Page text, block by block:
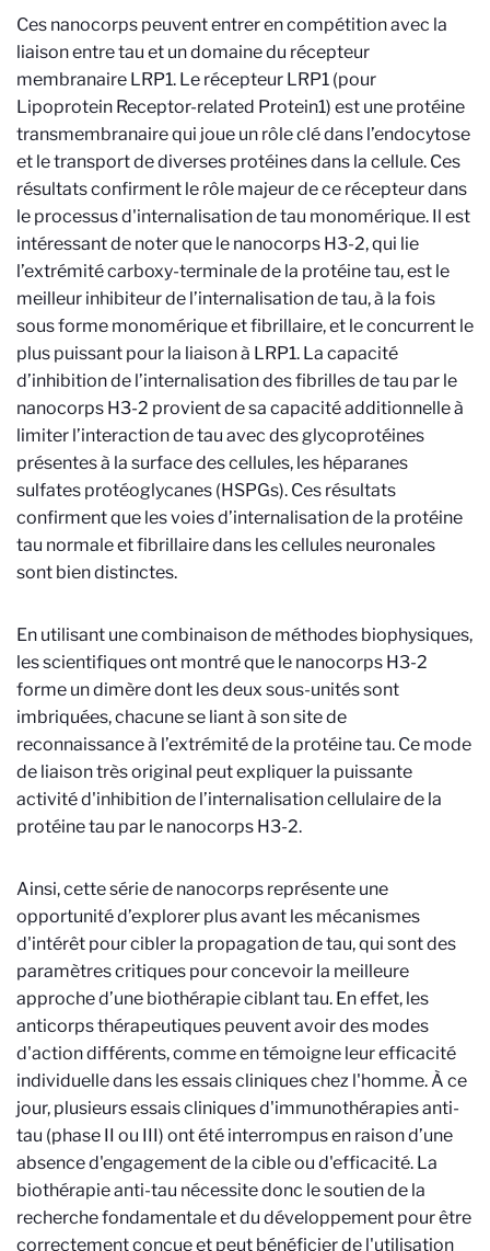
Ces nanocorps peuvent entrer en compétition avec la
liaison entre tau et un domaine du récepteur
membranaire LRP1. Le récepteur LRP1 (pour
Lipoprotein Receptor-related Protein1) est une protéine
transmembranaire qui joue un rôle clé dans l’endocytose
et le transport de diverses protéines dans la cellule. Ces
résultats confirment le rôle majeur de ce récepteur dans
le processus d'internalisation de tau monomérique. Il est
intéressant de noter que le nanocorps H3-2, qui lie
l’extrémité carboxy-terminale de la protéine tau, est le
meilleur inhibiteur de l’internalisation de tau, à la fois
sous forme monomérique et fibrillaire, et le concurrent le
plus puissant pour la liaison à LRP1. La capacité
d’inhibition de l’internalisation des fibrilles de tau par le
nanocorps H3-2 provient de sa capacité additionnelle à
limiter l’interaction de tau avec des glycoprotéines
présentes à la surface des cellules, les héparanes
sulfates protéoglycanes (HSPGs). Ces résultats
confirment que les voies d’internalisation de la protéine
tau normale et fibrillaire dans les cellules neuronales
sont bien distinctes.
En utilisant une combinaison de méthodes biophysiques,
les scientifiques ont montré que le nanocorps H3-2
forme un dimère dont les deux sous-unités sont
imbriquées, chacune se liant à son site de
reconnaissance à l’extrémité de la protéine tau. Ce mode
de liaison très original peut expliquer la puissante
activité d'inhibition de l’internalisation cellulaire de la
protéine tau par le nanocorps H3-2.
Ainsi, cette série de nanocorps représente une
opportunité d’explorer plus avant les mécanismes
d'intérêt pour cibler la propagation de tau, qui sont des
paramètres critiques pour concevoir la meilleure
approche d’une biothérapie ciblant tau. En effet, les
anticorps thérapeutiques peuvent avoir des modes
d'action différents, comme en témoigne leur efficacité
individuelle dans les essais cliniques chez l'homme. À ce
jour, plusieurs essais cliniques d'immunothérapies anti-
tau (phase II ou III) ont été interrompus en raison d’une
absence d'engagement de la cible ou d'efficacité. La
biothérapie anti-tau nécessite donc le soutien de la
recherche fondamentale et du développement pour être
correctement conçue et peut bénéficier de l'utilisation